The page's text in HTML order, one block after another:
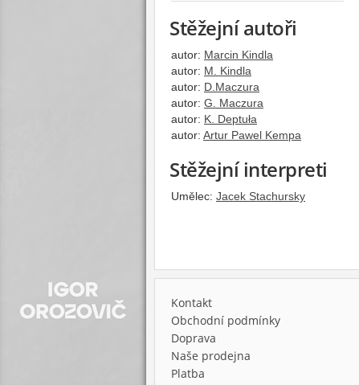
Stěžejní autoři
autor: Marcin Kindla
autor: M. Kindla
autor: D.Maczura
autor: G. Maczura
autor: K. Deptuła
autor: Artur Pawel Kempa
Stěžejní interpreti
Umělec: Jacek Stachursky
Kontakt
Obchodní podmínky
Doprava
Naše prodejna
Platba